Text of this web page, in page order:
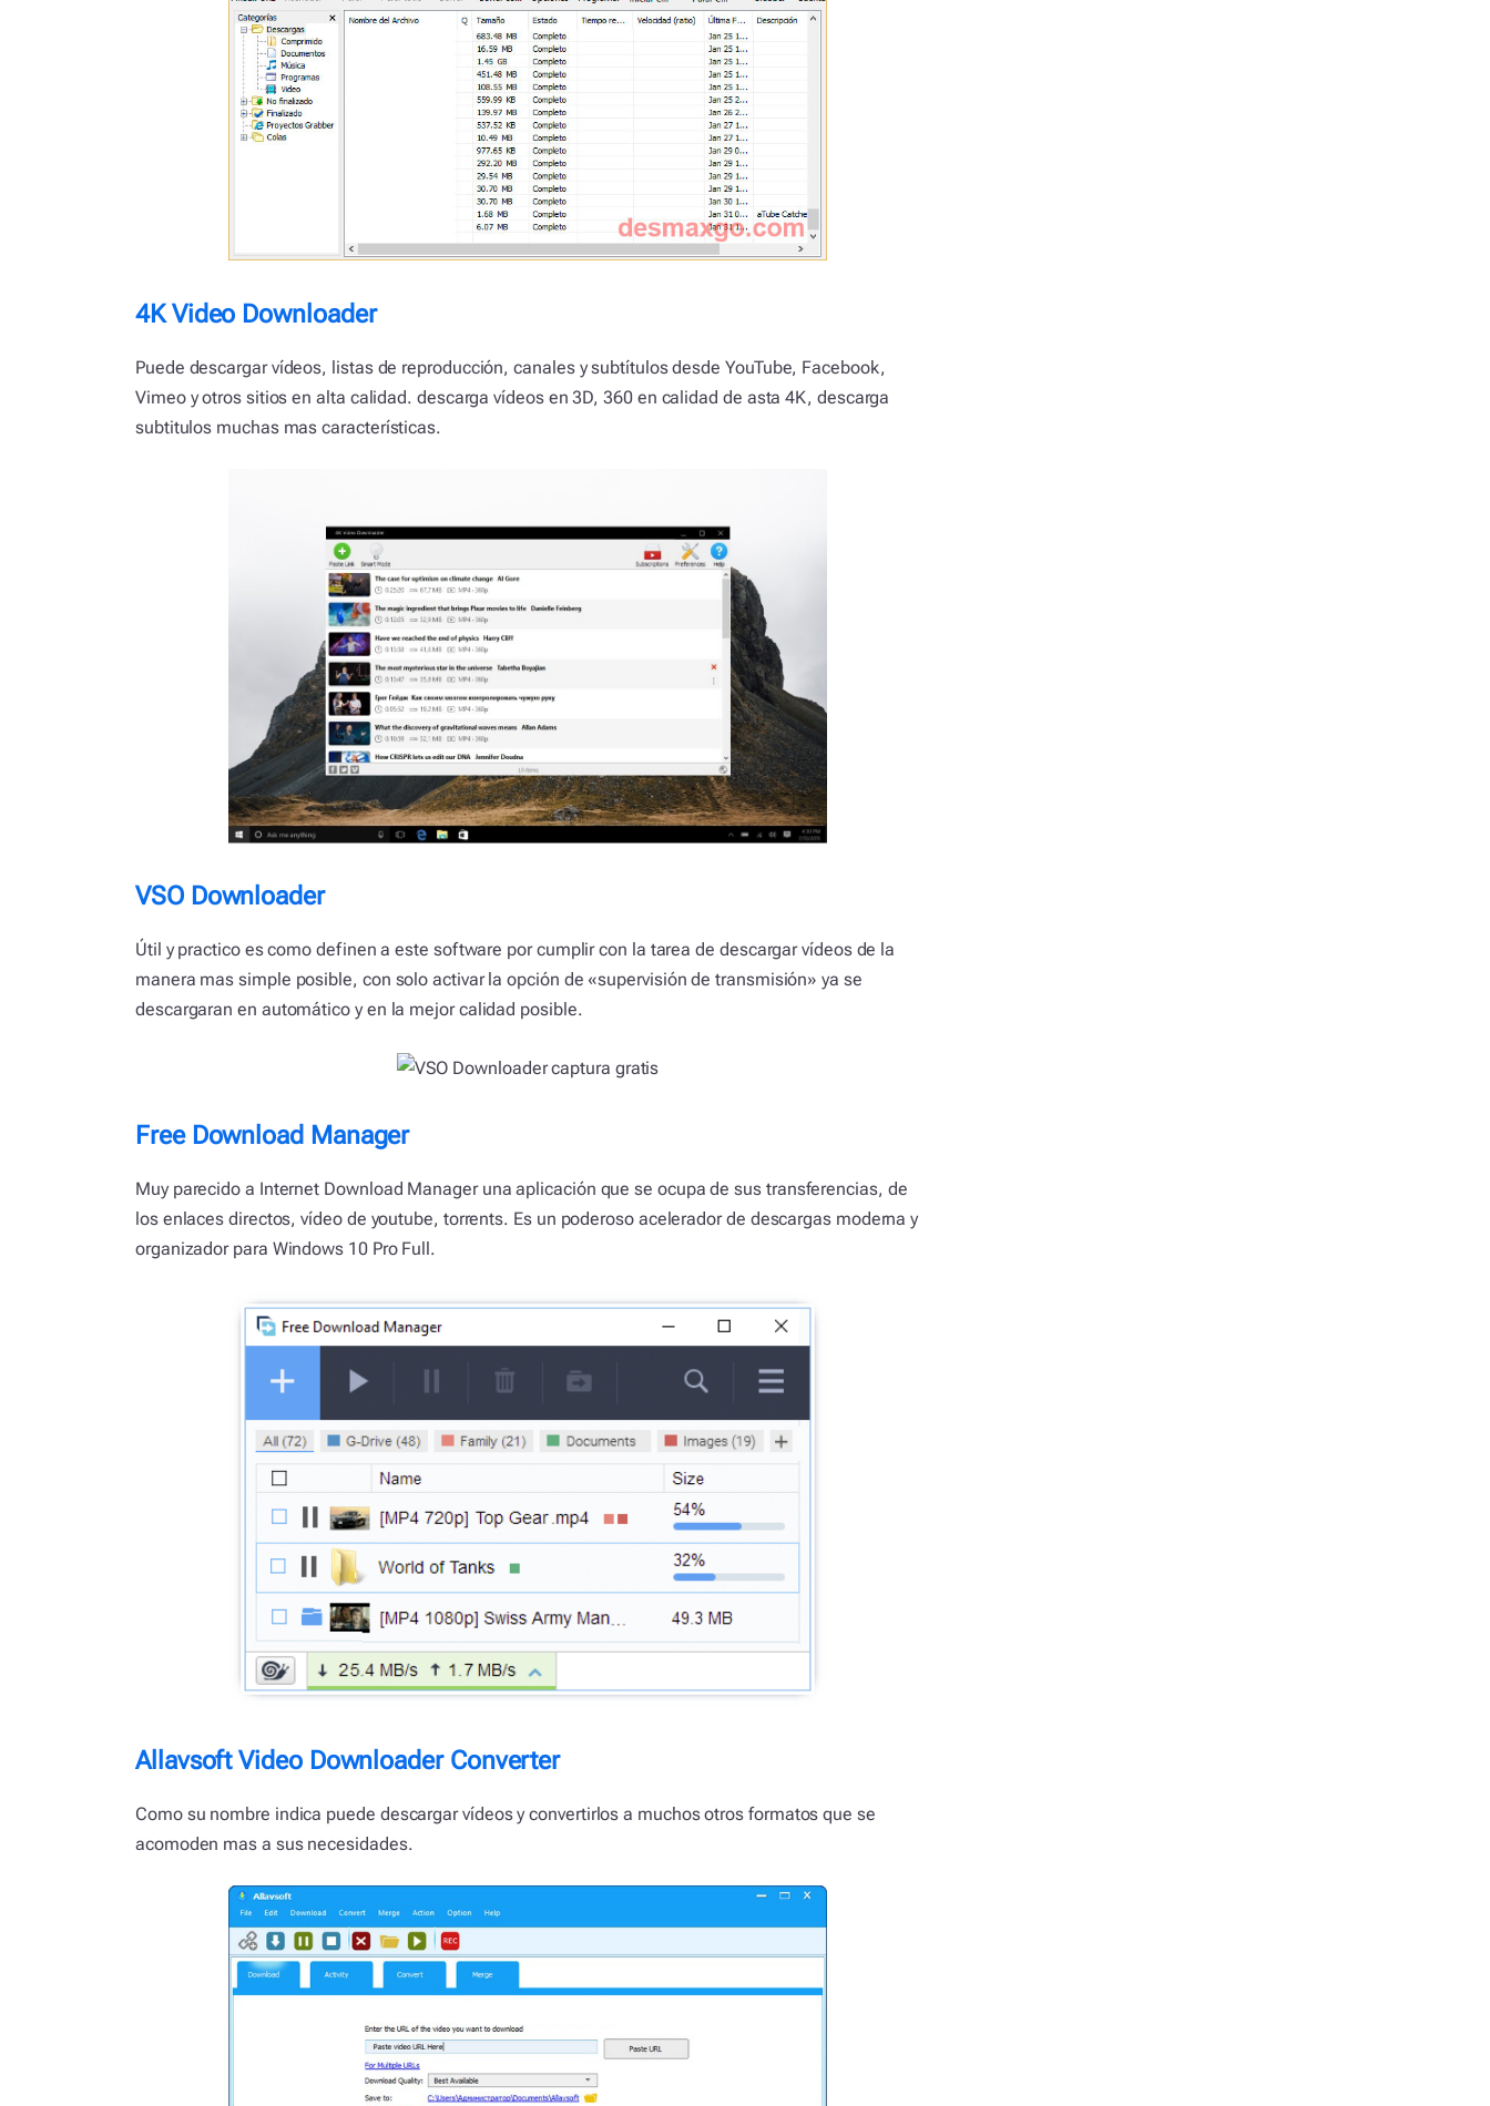
4K Video Downloader
Puede descargar vídeos, listas de reproducción, canales y subtítulos desde YouTube, Facebook,
Vimeo y otros sitios en alta calidad. descarga vídeos en 3D, 360 en calidad de asta 4K, descarga
subtitulos muchas mas características.
VSO Downloader
Útil y practico es como definen a este software por cumplir con la tarea de descargar vídeos de la
manera mas simple posible, con solo activar la opción de «supervisión de transmisión» ya se
descargaran en automático y en la mejor calidad posible.
Free Download Manager
Muy parecido a Internet Download Manager una aplicación que se ocupa de sus transferencias, de
los enlaces directos, vídeo de youtube, torrents. Es un poderoso acelerador de descargas moderna y
organizador para Windows 10 Pro Full.
Allavsoft Video Downloader Converter
Como su nombre indica puede descargar vídeos y convertirlos a muchos otros formatos que se
acomoden mas a sus necesidades.